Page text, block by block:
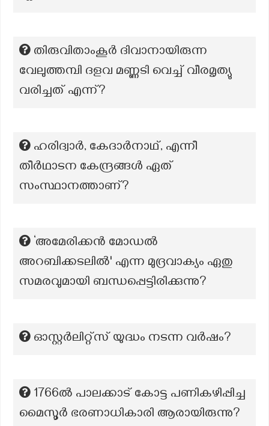
തിരുവിതാംകൂർ ദിവാനായിരുന്ന
വേലുത്തമ്പി ദളവ മണ്ണടി വെച്ച് വീരമൃത്യു
വരിച്ചത് എന്ന്?
ഹരിദ്വാർ, കേദാർനാഥ്‌, എന്നീ
തീർഥാടന കേന്ദ്രങ്ങൾ ഏത്
സംസ്ഥാനത്താണ്?
‘അമേരിക്കൻ മോഡൽ
അറബിക്കടലിൽ' എന്ന മുദ്രവാക്യം ഏതു
സമരവുമായി ബന്ധപ്പെട്ടിരിക്കുന്നു?
ഓസ്റ്റർലിറ്റ്സ് യുദ്ധം നടന്ന വർഷം?
1766ൽ പാലക്കാട് കോട്ട പണികഴിപ്പിച്ച
മൈസൂർ ഭരണാധികാരി ആരായിരുന്നു?